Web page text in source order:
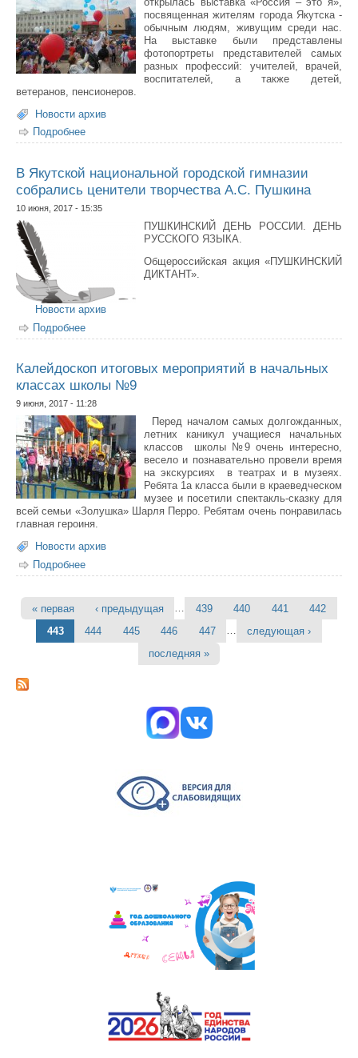
посвященная жителям города Якутска -
обычным людям, живущим среди нас.
На выставке были представлены
фотопортреты представителей самых
разных профессий: учителей, врачей,
воспитателей, а также детей,
ветеранов, пенсионеров.
Новости архив
Подробнее
России.
В Якутской национальной городской гимназии
собрались ценители творчества А.С. Пушкина
10 июня, 2017 - 15:35
ПУШКИНСКИЙ ДЕНЬ РОССИИ. ДЕНЬ
РУССКОГО ЯЗЫКА.
Общероссийская акция «ПУШКИНСКИЙ
ДИКТАНТ».
Новости архив
Подробнее
собрались ценители творчества А.С. Пушкина
Калейдоскоп итоговых мероприятий в начальных
классах школы №9
9 июня, 2017 - 11:28
Перед началом самых долгожданных,
летних каникул учащиеся начальных
классов школы №9 очень интересно,
весело и познавательно провели время
на экскурсиях в театрах и в музеях.
Ребята 1а класса были в краеведческом
музее и посетили спектакль-сказку для
всей семьи «Золушка» Шарля Перро. Ребятам очень понравилась
главная героиня.
Новости архив
Подробнее
классах школы №9
Страницы
« первая ‹ предыдущая 439 440 441
442
443
444 445 446 447 …
следующая ›
последняя »